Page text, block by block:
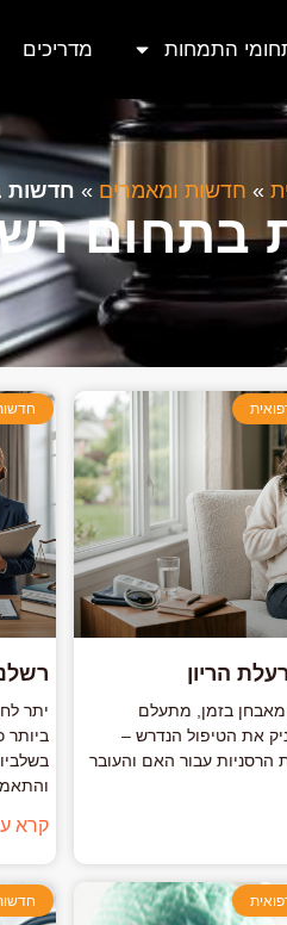
התמחות מדריכים
» חדשות ומאמרים » חדשות
בתחום
הריון
מאבחן בזמן, מתעלם
את הטיפול הנדרש –
הרסניות עבור האם והעובר
יתר
ביותר
קרא